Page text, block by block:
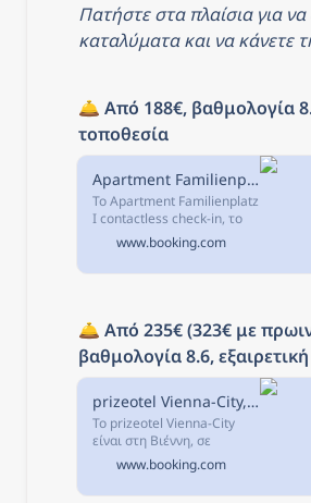
Πατήστε στα πλαίσια για να
καταλύματα και να κάνετε
🛎️ Από 188€, βαθμολογία
τοποθεσία
Apartment Familienplatz I contactless check-in, Βιέννη, Αυστρία
Το Apartment Familienplatz
I contactless check-in, το
οποίο προσφέρει δωρεάν
WiFi, είναι στη Βιέννη και
απέχει 3,2 χλμ και 3,6 χλμ
www.booking.com
🛎️ Από 235€ (323€ με
βαθμολογία 8.6,
prizeotel Vienna-City, Βιέννη, Αυστρία
Το prizeotel Vienna-City
είναι στη Βιέννη, σε
απόσταση 800μ από το
σημείο ενδιαφέροντος
Κεντρικός Σταθμός Τρένου
www.booking.com